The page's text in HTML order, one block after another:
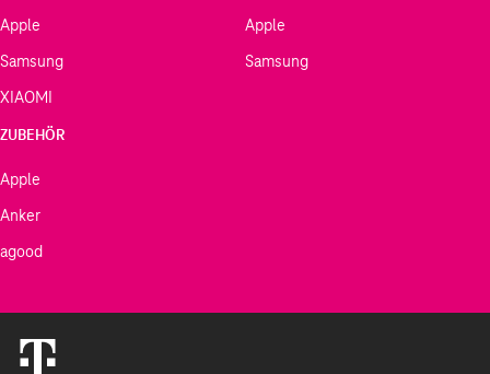
Apple
Samsung
XIAOMI
Apple
Samsung
ZUBEHÖR
Apple
Anker
agood